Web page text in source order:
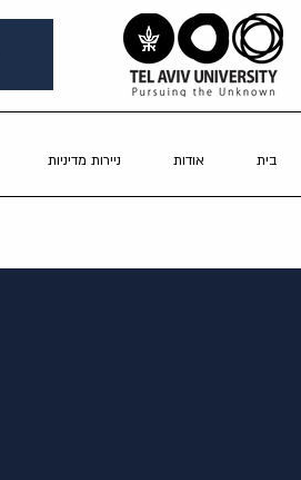
בית אודות ניירות מדיניות